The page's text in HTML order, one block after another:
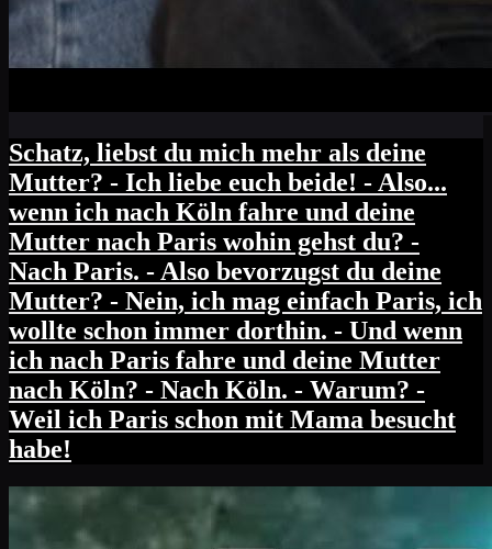
Schatz, liebst du mich mehr als deine
Mutter? - Ich liebe euch beide! - Also...
wenn ich nach Köln fahre und deine
Mutter nach Paris wohin gehst du? -
Nach Paris. - Also bevorzugst du deine
Mutter? - Nein, ich mag einfach Paris, ich
wollte schon immer dorthin. - Und wenn
ich nach Paris fahre und deine Mutter
nach Köln? - Nach Köln. - Warum? -
Weil ich Paris schon mit Mama besucht
habe!